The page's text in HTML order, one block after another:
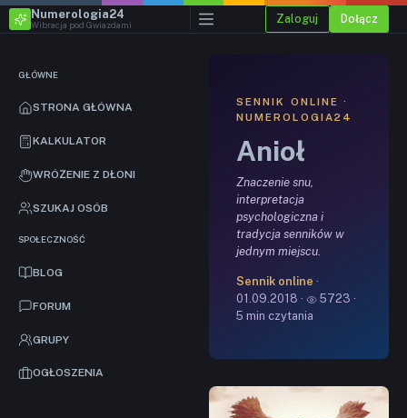
GŁÓWNE
STRONA GŁÓWNA
KALKULATOR
WRÓŻENIE Z DŁONI
SZUKAJ OSÓB
SPOŁECZNOŚĆ
BLOG
FORUM
GRUPY
OGŁOSZENIA
Numerologia24
Wibracja pod Gwiazdami Zaloguj Dołącz
SENNIK ONLINE ·
NUMEROLOGIA24
Anioł
Znaczenie snu,
interpretacja
psychologiczna i
tradycja senników w
jednym miejscu.
Sennik online ·
01.09.2018 ·
5723 ·
5 min czytania